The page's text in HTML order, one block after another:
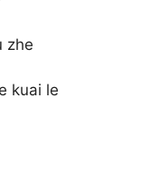
zhe
kuai le